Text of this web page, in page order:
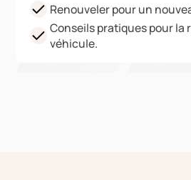
Renouveler pour un
Conseils pratiques pour la
véhicule.